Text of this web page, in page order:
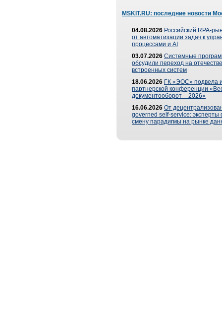
MSKIT.RU: последние новости
04.08.2026 Российский RPA-
от автоматизации задач к
процессами и AI
03.07.2026 Системные
обсудили переход на
встроенных систем
18.06.2026 ГК «ЭОС» подвела
партнерской конференции
документооборот – 2026»
16.06.2026 От
governed self-service: эксперты
смену парадигмы на рынке